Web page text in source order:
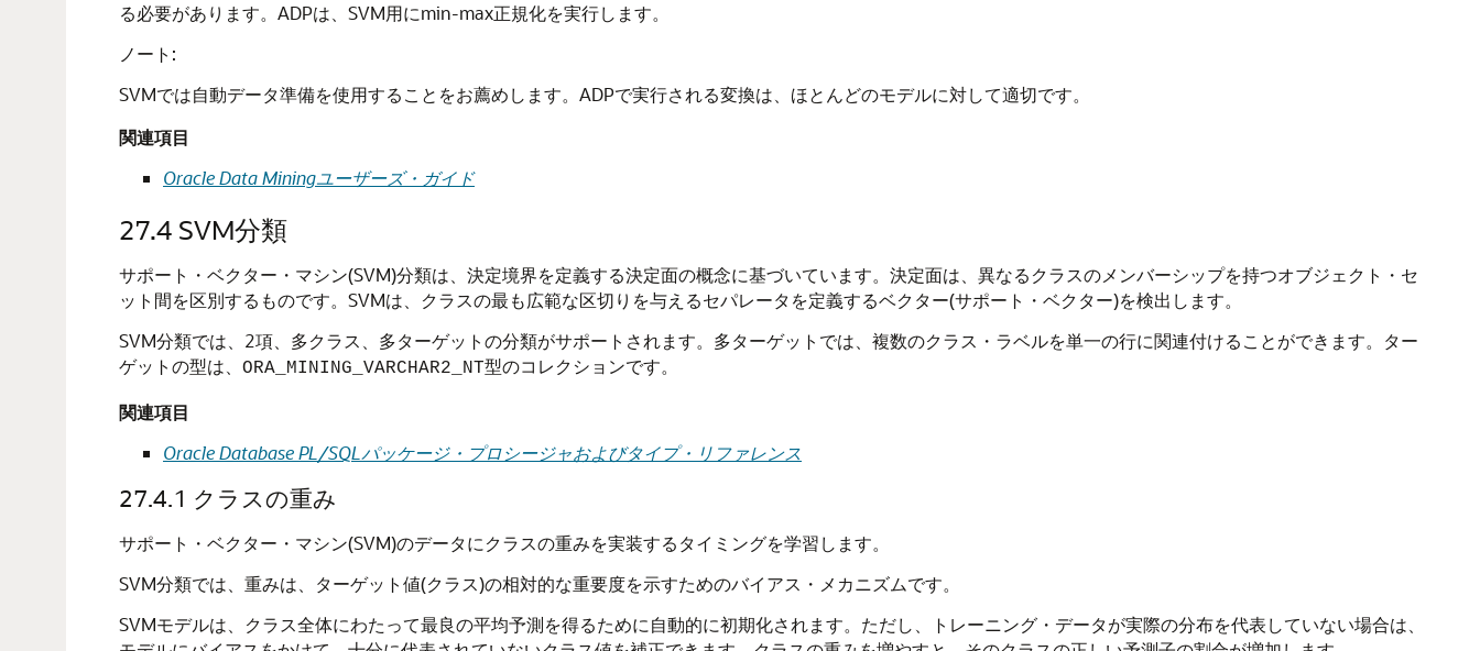
る必要があります。ADPは、SVM用にmin-max正規化を実行します。
ノート:
SVMでは自動データ準備を使用することをお薦めします。ADPで実行される変換は、ほとんどのモデルに対して適切です。
関連項目
Oracle Data Miningユーザーズ・ガイド
27.4 SVM分類
サポート・ベクター・マシン(SVM)分類は、決定境界を定義する決定面の概念に基づいています。決定面は、異なるクラスのメンバーシップを持つオブジェクト・セ
ット間を区別するものです。SVMは、クラスの最も広範な区切りを与えるセパレータを定義するベクター(サポート・ベクター)を検出します。
SVM分類では、2項、多クラス、多ターゲットの分類がサポートされます。多ターゲットでは、複数のクラス・ラベルを単一の行に関連付けることができます。ター
ゲットの型は、 ORA_MINING_VARCHAR2_NT型のコレクションです。
関連項目
Oracle Database PL/SQLパッケージ・プロシージャおよびタイプ・リファレンス
27.4.1 クラスの重み
サポート・ベクター・マシン(SVM)のデータにクラスの重みを実装するタイミングを学習します。
SVM分類では、重みは、ターゲット値(クラス)の相対的な重要度を示すためのバイアス・メカニズムです。
SVMモデルは、クラス全体にわたって最良の平均予測を得るために自動的に初期化されます。ただし、トレーニング・データが実際の分布を代表していない場合は、